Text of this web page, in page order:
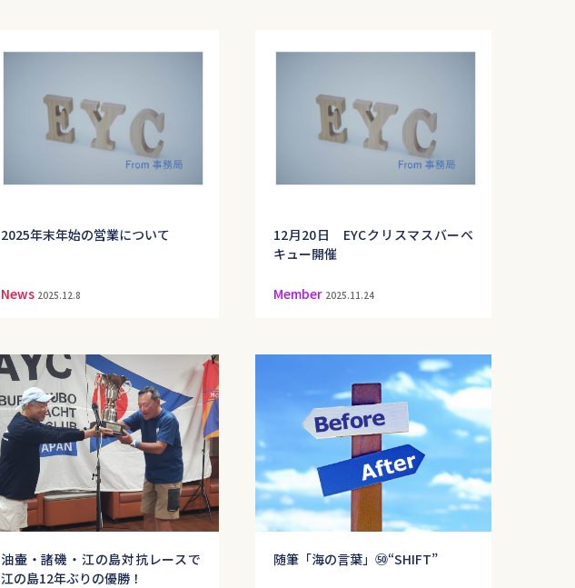
2025年末年始の営業について
News 2025.12.8
12月20日 EYCクリスマスバーベ
キュー開催
Member 2025.11.24
油壷・諸磯・江の島対抗レースで
江の島12年ぶりの優勝！
随筆「海の言葉」㊿“SHIFT”